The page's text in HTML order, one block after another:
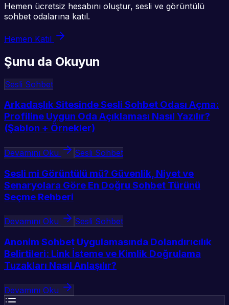
Hemen ücretsiz hesabını oluştur, sesli ve görüntülü
sohbet odalarına katıl.
Hemen Katıl
Şunu da Okuyun
Sesli Sohbet
Arkadaşlık Sitesinde Sesli Sohbet Odası Açma:
Profiline Uygun Oda Açıklaması Nasıl Yazılır?
(Şablon + Örnekler)
Devamını Oku Sesli Sohbet
Sesli mi Görüntülü mü? Güvenlik, Niyet ve
Senaryolara Göre En Doğru Sohbet Türünü
Seçme Rehberi
Devamını Oku Sesli Sohbet
Anonim Sohbet Uygulamasında Dolandırıcılık
Belirtileri: Link İsteme ve Kimlik Doğrulama
Tuzakları Nasıl Anlaşılır?
Devamını Oku